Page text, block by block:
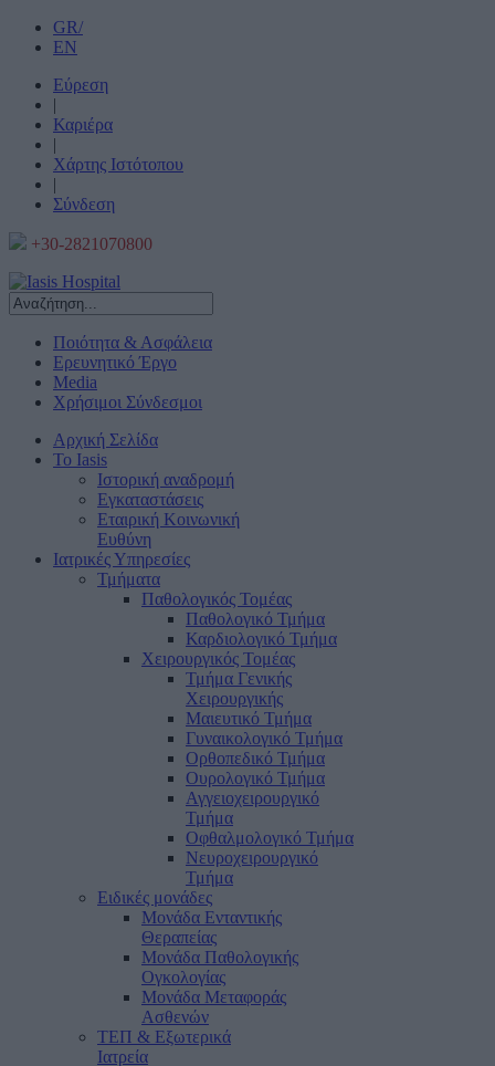
GR/
EN
Εύρεση
|
Καριέρα
|
Χάρτης Ιστότοπου
|
Σύνδεση
+30-2821070800
Ποιότητα & Ασφάλεια
Ερευνητικό Έργο
Media
Χρήσιμοι Σύνδεσμοι
Αρχική Σελίδα
Το Iasis
Ιστορική αναδρομή
Εγκαταστάσεις
Εταιρική Κοινωνική
Ευθύνη
Ιατρικές Υπηρεσίες
Τμήματα
Παθολογικός Τομέας
Παθολογικό Τμήμα
Καρδιολογικό Τμήμα
Χειρουργικός Τομέας
Τμήμα Γενικής
Χειρουργικής
Μαιευτικό Τμήμα
Γυναικολογικό Τμήμα
Ορθοπεδικό Τμήμα
Ουρολογικό Τμήμα
Αγγειοχειρουργικό
Τμήμα
Οφθαλμολογικό Τμήμα
Νευροχειρουργικό
Τμήμα
Ειδικές μονάδες
Μονάδα Ενταντικής
Θεραπείας
Μονάδα Παθολογικής
Ογκολογίας
Μονάδα Μεταφοράς
Ασθενών
ΤΕΠ & Εξωτερικά
Ιατρεία